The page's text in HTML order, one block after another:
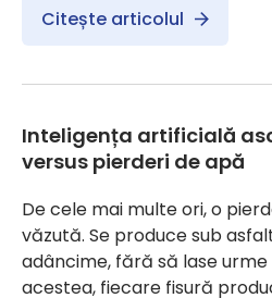
Citește articolul
Inteligența artificială
versus pierderi de apă
De cele mai multe ori, o
văzută. Se produce sub
adâncime, fără să lase
acestea, fiecare fisură